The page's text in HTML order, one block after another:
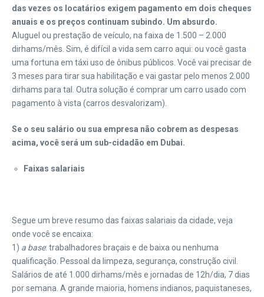
das vezes os locatários exigem pagamento em dois cheques
anuais e os preços continuam subindo. Um absurdo.
Aluguel ou prestação de veículo, na faixa de 1.500 – 2.000
dirhams/mês. Sim, é difícil a vida sem carro aqui: ou você gasta
uma fortuna em táxi uso de ônibus públicos. Você vai precisar de
3 meses para tirar sua habilitação e vai gastar pelo menos 2.000
dirhams para tal. Outra solução é comprar um carro usado com
pagamento à vista (carros desvalorizam).
Se o seu salário ou sua empresa não cobrem as despesas
acima, você será um sub-cidadão em Dubai.
Faixas salariais
Segue um breve resumo das faixas salariais da cidade, veja
onde você se encaixa:
1) a base: trabalhadores braçais e de baixa ou nenhuma
qualificação. Pessoal da limpeza, segurança, construção civil.
Salários de até 1.000 dirhams/mês e jornadas de 12h/dia, 7 dias
por semana. A grande maioria, homens indianos, paquistaneses,